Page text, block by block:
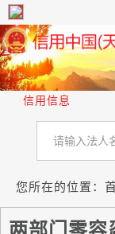
信用信息
您所在的位置：